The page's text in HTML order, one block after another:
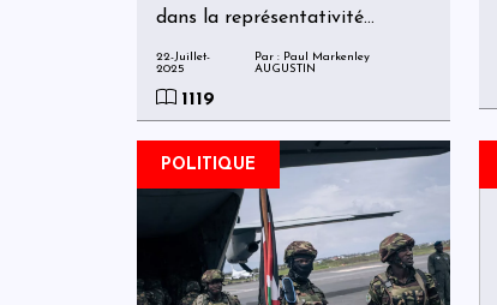
dans la représentativité
l’ordre constitutionnel
22-Juillet-
2025
Par : Paul Markenley
AUGUSTIN
1119
POLITIQUE